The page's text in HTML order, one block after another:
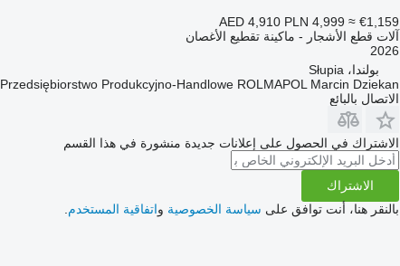
AED 4,910 PLN 4,999 ≈ €1,159
آلات قطع الأشجار - ماكينة تقطيع الأغصان
2026
بولندا، Słupia
Przedsiębiorstwo Produkcyjno-Handlowe ROLMAPOL Marcin Dziekan
الاتصال بالبائع
الاشتراك في الحصول على إعلانات جديدة منشورة في هذا القسم
الاشتراك
بالنقر هنا، أنت توافق على سياسة الخصوصية واتفاقية المستخدم